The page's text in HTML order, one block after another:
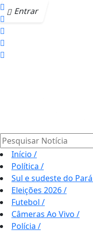
Entrar
Pesquisar Notícia
Início /
Política /
Sul e sudeste do Pará
Eleições 2026/
Futebol /
Câmeras Ao Vivo /
Polícia /